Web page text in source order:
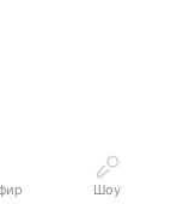
Шоу